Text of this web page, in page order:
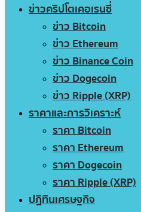
ข่าวคริปโตเคอเรนซี่
ข่าว Bitcoin
ข่าว Ethereum
ข่าว Binance Coin
ข่าว Dogecoin
ข่าว Ripple (XRP)
ราคาและการวิเคราะห์
ราคา Bitcoin
ราคา Ethereum
ราคา Dogecoin
ราคา Ripple (XRP)
ปฏิทินเศรษฐกิจ